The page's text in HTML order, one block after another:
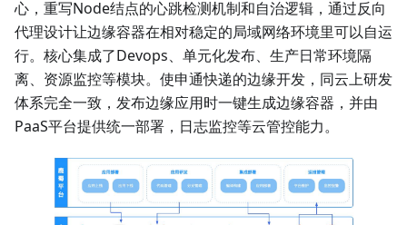
心，重写Node结点的心跳检测机制和自治逻辑，通过反向
代理设计让边缘容器在相对稳定的局域网络环境里可以自运
行。核心集成了Devops、单元化发布、生产日常环境隔
离、资源监控等模块。使申通快递的边缘开发，同云上研发
体系完全一致，发布边缘应用时一键生成边缘容器，并由
PaaS平台提供统一部署，日志监控等云管控能力。